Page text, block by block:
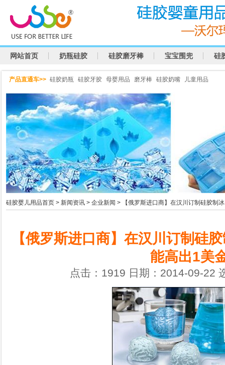
网站首页 奶瓶硅胶 硅胶磨牙棒 宝宝围兜 硅
产品直通车>> 硅胶奶瓶 硅胶牙胶 母婴用品 磨牙棒 硅胶奶嘴 儿童用品
硅胶婴儿用品首页 > 新闻资讯 > 企业新闻 > 【俄罗斯进口商】在汉川订制硅胶制
【俄罗斯进口商】在汉川订制硅
能高出1美
点击：1919 日期：2014-09-22